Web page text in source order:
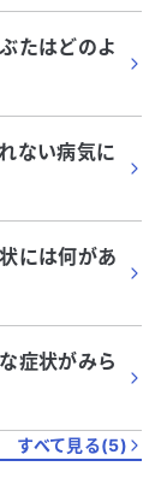
たはどのよ
ない病気に
には何があ
症状がみら
すべて見る(5)